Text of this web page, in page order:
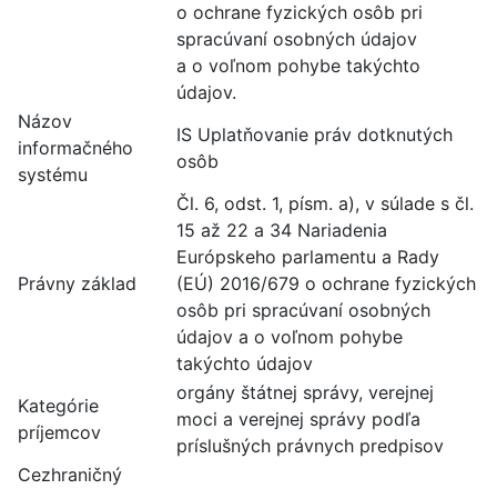
o ochrane fyzických osôb pri
spracúvaní osobných údajov
a o voľnom pohybe takýchto
údajov.
Názov
informačného
systému
IS Uplatňovanie práv dotknutých
osôb
Právny základ
Čl. 6, odst. 1, písm. a), v súlade s čl.
15 až 22 a 34 Nariadenia
Európskeho parlamentu a Rady
(EÚ) 2016/679 o ochrane fyzických
osôb pri spracúvaní osobných
údajov a o voľnom pohybe
takýchto údajov
Kategórie
príjemcov
orgány štátnej správy, verejnej
moci a verejnej správy podľa
príslušných právnych predpisov
Cezhraničný